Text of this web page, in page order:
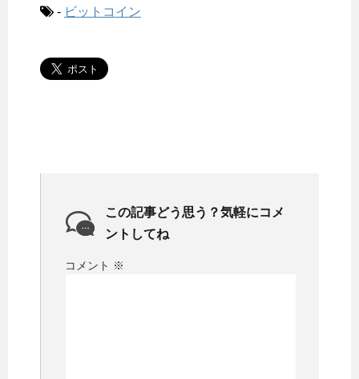
- ビットコイン
この記事どう思う？気軽にコメ
ントしてね
コメント ※